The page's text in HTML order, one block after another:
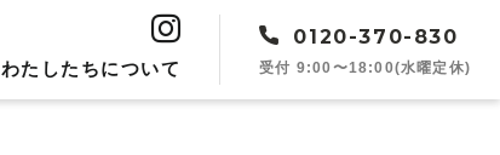
︎わたしたちについて
0120-370-830
受付 9:00〜18:00(水曜定休)